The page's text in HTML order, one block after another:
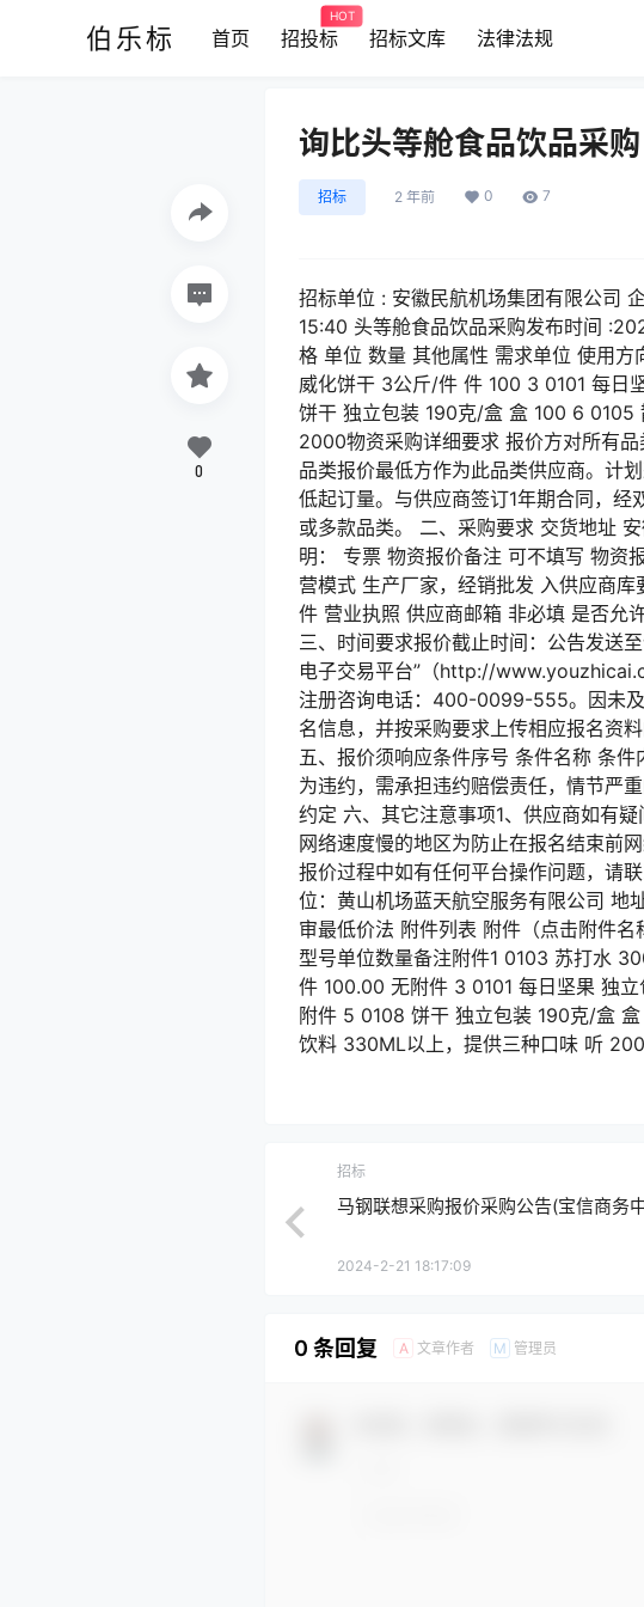
伯乐标 首页 招投标
HOT
招标文库 法律法规
询比头等舱食品饮品采购
招标 2 年前 0 7
招标单位 : 安徽民航机场集团有限公司
15:40 头等舱食品饮品采购发布时间
格 单位 数量 其他属性 需求单位 使用
威化饼干 3公斤/件 件 100 3 0101 每
饼干 独立包装 190克/盒 盒 100 6
2000物资采购详细要求 报价方对所有
品类报价最低方作为此品类供应商。计
低起订量。与供应商签订1年期合同，
或多款品类。 二、采购要求 交货地址
明： 专票 物资报价备注 可不填写 物资
营模式 生产厂家，经销批发 入供应商
件 营业执照 供应商邮箱 非必填 是否允
三、时间要求报价截止时间：公告发送
电子交易平台”（http://
注册咨询电话：400-0099-555。因未
名信息，并按采购要求上传相应报名资
五、报价须响应条件序号 条件名称 条
为违约，需承担违约赔偿责任，情节严
约定 六、其它注意事项1、供应商如有
网络速度慢的地区为防止在报名结束前
报价过程中如有任何平台操作问题，请
位：黄山机场蓝天航空服务有限公司
审最低价法 附件列表 附件（点击附件
型号单位数量备注附件1 0103 苏打水
件 100.00 无附件 3 0101 每日坚果 独
附件 5 0108 饼干 独立包装 190克/盒
饮料 330ML以上，提供三种口味 听
0
招标
马钢联想采购报价采购公告(宝信商务
2024-2-21 18:17:09
0 条回复 A 文章作者 M 管理员